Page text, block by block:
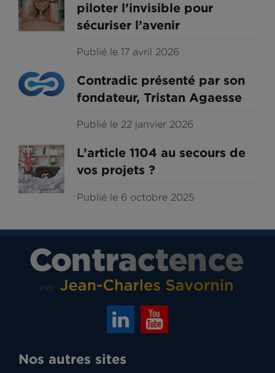
piloter l’invisible pour
sécuriser l’avenir
Publié le 17 avril 2026
Contradic présenté par son
fondateur, Tristan Agaesse
Publié le 22 janvier 2026
L’article 1104 au secours de
vos projets ?
Publié le 6 octobre 2025
Nos autres sites